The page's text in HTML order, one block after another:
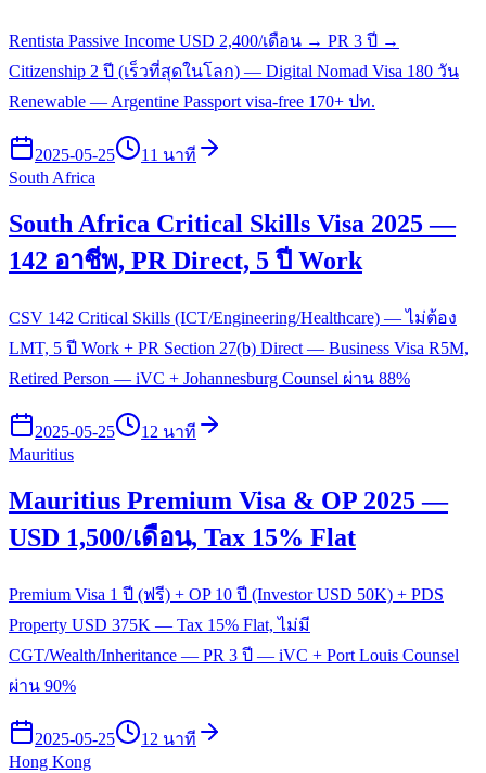
Rentista Passive Income USD 2,400/เดือน → PR 3 ปี →
Citizenship 2 ปี (เร็วที่สุดในโลก) — Digital Nomad Visa 180 วัน
Renewable — Argentine Passport visa-free 170+ ปท.
2025-05-25
11 นาที
South Africa
South Africa Critical Skills Visa 2025 —
142 อาชีพ, PR Direct, 5 ปี Work
CSV 142 Critical Skills (ICT/Engineering/Healthcare) — ไม่ต้อง
LMT, 5 ปี Work + PR Section 27(b) Direct — Business Visa R5M,
Retired Person — iVC + Johannesburg Counsel ผ่าน 88%
2025-05-25
12 นาที
Mauritius
Mauritius Premium Visa & OP 2025 —
USD 1,500/เดือน, Tax 15% Flat
Premium Visa 1 ปี (ฟรี) + OP 10 ปี (Investor USD 50K) + PDS
Property USD 375K — Tax 15% Flat, ไม่มี
CGT/Wealth/Inheritance — PR 3 ปี — iVC + Port Louis Counsel
ผ่าน 90%
2025-05-25
12 นาที
Hong Kong